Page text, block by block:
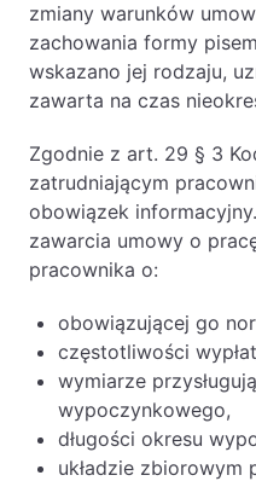
PL EN FR
zmiany warunków
zachowania formy
wskazano jej rodzaju,
zawarta na czas
Zgodnie z art. 29 § 3
zatrudniającym
obowiązek
zawarcia umowy o
pracownika o:
obowiązującej go
częstotliwości
wymiarze
wypoczynkowego,
długości okresu
układzie zbiorowym